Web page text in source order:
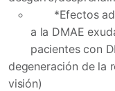
*Efectos
a la DMAE
pacientes con
degeneración de la
visión)